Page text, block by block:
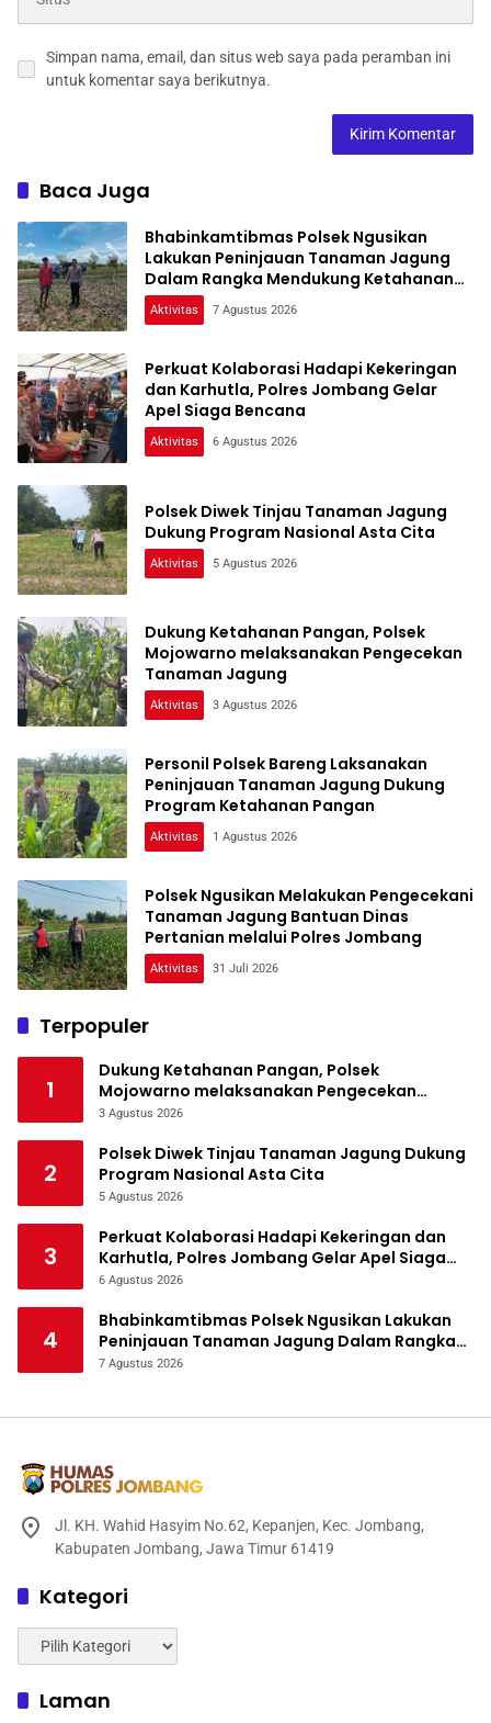
Simpan nama, email, dan situs web saya pada peramban ini
untuk komentar saya berikutnya.
Baca Juga
Bhabinkamtibmas Polsek Ngusikan
Lakukan Peninjauan Tanaman Jagung
Dalam Rangka Mendukung Ketahanan
Pangan
Aktivitas 7 Agustus 2026
Perkuat Kolaborasi Hadapi Kekeringan
dan Karhutla, Polres Jombang Gelar
Apel Siaga Bencana
Aktivitas 6 Agustus 2026
Polsek Diwek Tinjau Tanaman Jagung
Dukung Program Nasional Asta Cita
Aktivitas 5 Agustus 2026
Dukung Ketahanan Pangan, Polsek
Mojowarno melaksanakan Pengecekan
Tanaman Jagung
Aktivitas 3 Agustus 2026
Personil Polsek Bareng Laksanakan
Peninjauan Tanaman Jagung Dukung
Program Ketahanan Pangan
Aktivitas 1 Agustus 2026
Polsek Ngusikan Melakukan Pengecekani
Tanaman Jagung Bantuan Dinas
Pertanian melalui Polres Jombang
Aktivitas 31 Juli 2026
Terpopuler
1
Dukung Ketahanan Pangan, Polsek
Mojowarno melaksanakan Pengecekan
Tanaman Jagung
3 Agustus 2026
2
Polsek Diwek Tinjau Tanaman Jagung Dukung
Program Nasional Asta Cita
5 Agustus 2026
3
Perkuat Kolaborasi Hadapi Kekeringan dan
Karhutla, Polres Jombang Gelar Apel Siaga
Bencana
6 Agustus 2026
4
Bhabinkamtibmas Polsek Ngusikan Lakukan
Peninjauan Tanaman Jagung Dalam Rangka
Mendukung Ketahanan Pangan
7 Agustus 2026
Jl. KH. Wahid Hasyim No.62, Kepanjen, Kec. Jombang,
Kabupaten Jombang, Jawa Timur 61419
Kategori
Kategori
Laman